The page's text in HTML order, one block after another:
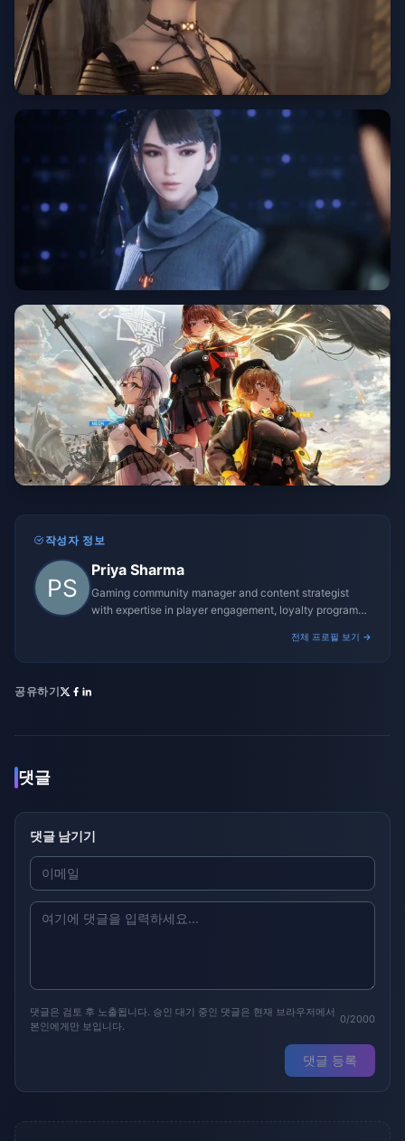
작성자 정보
Priya Sharma
Gaming community manager and content strategist
with expertise in player engagement, loyalty programs,
전체 프로필 보기 →
공유하기
댓글
댓글 남기기
댓글은 검토 후 노출됩니다. 승인 대기 중인 댓글은 현재 브라우저에서
본인에게만 보입니다.
0/2000
댓글 등록